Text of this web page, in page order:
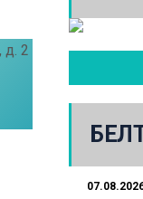
д. 2